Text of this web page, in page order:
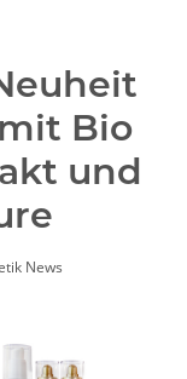
Bio
und
News